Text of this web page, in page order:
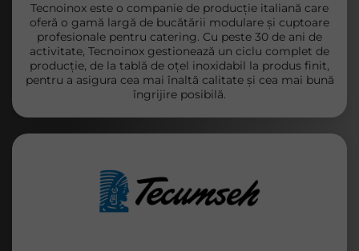
Tecnoinox este o companie de producție italiană care
oferă o gamă largă de bucătării modulare și cuptoare
profesionale pentru catering. Cu peste 30 de ani de
activitate, Tecnoinox gestionează un ciclu complet de
producție, de la tablă de oțel inoxidabil la produs finit,
pentru a asigura cea mai înaltă calitate și cea mai bună
îngrijire posibilă.